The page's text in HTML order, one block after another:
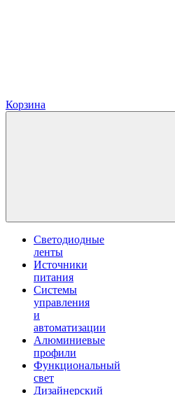
Корзина
Светодиодные
ленты
Источники
питания
Системы
управления
и
автоматизации
Алюминиевые
профили
Функциональный
свет
Дизайнерский